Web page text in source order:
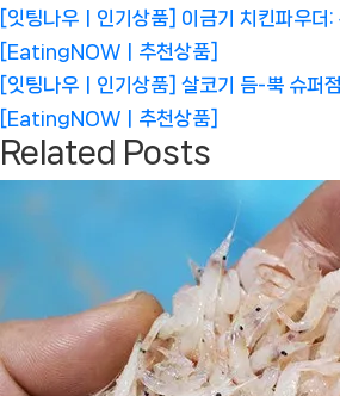
글
탐
색
Previous
Post:
[잇팅나우ㅣ인기상품] 이금기 치킨파우더
[EatingNOWㅣ추천상품]
Next
Post:
[잇팅나우ㅣ인기상품] 살코기 듬-뿍 슈퍼
[EatingNOWㅣ추천상품]
Related Posts